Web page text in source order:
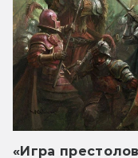
«Игра